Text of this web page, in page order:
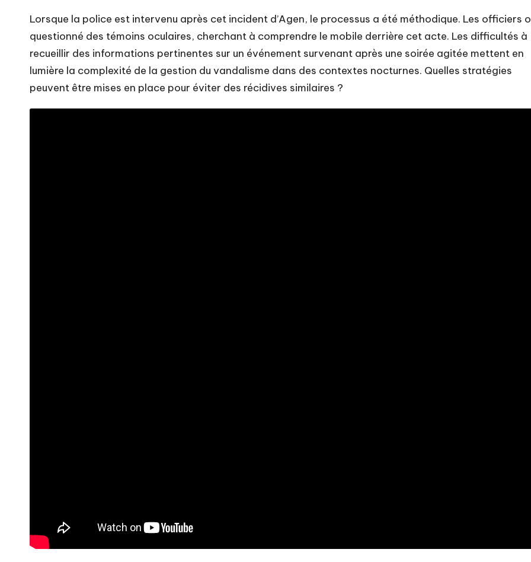
Lorsque la police est intervenu après cet incident d’Agen, le processus a été méthodique. Les officiers
questionné des témoins oculaires, cherchant à comprendre le mobile derrière cet acte. Les difficultés à
recueillir des informations pertinentes sur un événement survenant après une soirée agitée mettent en
lumière la complexité de la gestion du vandalisme dans des contextes nocturnes. Quelles stratégies
peuvent être mises en place pour éviter des récidives similaires ?